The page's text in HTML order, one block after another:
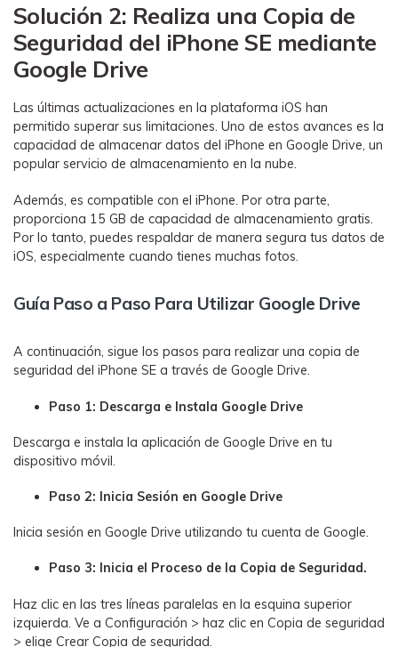
Solución 2: Realiza una Copia de
Seguridad del iPhone SE mediante
Google Drive󠀲󠀡󠀠󠀥󠀩󠀧󠀡󠀥󠀧󠀳
Las últimas actualizaciones en la plataforma iOS han
permitido superar sus limitaciones. Uno de estos avances es la
capacidad de almacenar datos del iPhone en Google Drive, un
popular servicio de almacenamiento en la nube.
Además, es compatible con el iPhone. Por otra parte,
proporciona 15 GB de capacidad de almacenamiento gratis.
Por lo tanto, puedes respaldar de manera segura tus datos de
iOS, especialmente cuando tienes muchas fotos.
Guía Paso a Paso Para Utilizar Google Drive
A continuación, sigue los pasos para realizar una copia de
seguridad del iPhone SE a través de Google Drive.
Paso 1: Descarga e Instala Google Drive
Descarga e instala la aplicación de Google Drive en tu
dispositivo móvil.
Paso 2: Inicia Sesión en Google Drive
Inicia sesión en Google Drive utilizando tu cuenta de Google.
Paso 3: Inicia el Proceso de la Copia de Seguridad.
Haz clic en las tres líneas paralelas en la esquina superior
izquierda. Ve a Configuración > haz clic en Copia de seguridad
> elige Crear Copia de seguridad.